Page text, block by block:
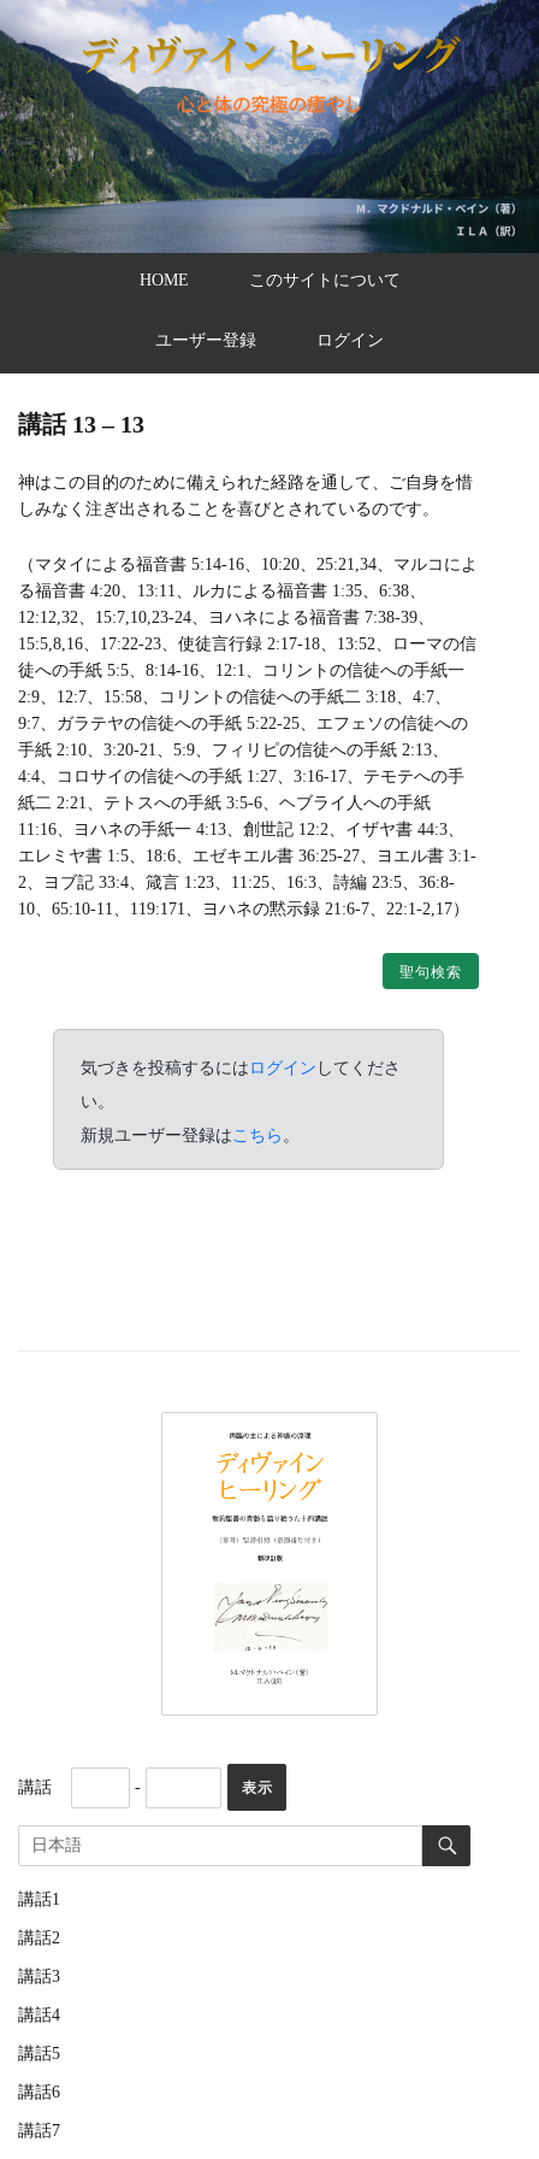
HOME このサイトについて
ユーザー登録 ログイン
講話 13 – 13
神はこの目的のために備えられた経路を通して、ご自身を惜
しみなく注ぎ出されることを喜びとされているのです。
（マタイによる福音書 5:14-16、10:20、25:21,34、マルコによ
る福音書 4:20、13:11、ルカによる福音書 1:35、6:38、
12:12,32、15:7,10,23-24、ヨハネによる福音書 7:38-39、
15:5,8,16、17:22-23、使徒言行録 2:17-18、13:52、ローマの信
徒への手紙 5:5、8:14-16、12:1、コリントの信徒への手紙一
2:9、12:7、15:58、コリントの信徒への手紙二 3:18、4:7、
9:7、ガラテヤの信徒への手紙 5:22-25、エフェソの信徒への
手紙 2:10、3:20-21、5:9、フィリピの信徒への手紙 2:13、
4:4、コロサイの信徒への手紙 1:27、3:16-17、テモテへの手
紙二 2:21、テトスへの手紙 3:5-6、ヘブライ人への手紙
11:16、ヨハネの手紙一 4:13、創世記 12:2、イザヤ書 44:3、
エレミヤ書 1:5、18:6、エゼキエル書 36:25-27、ヨエル書 3:1-
2、ヨブ記 33:4、箴言 1:23、11:25、16:3、詩編 23:5、36:8-
10、65:10-11、119:171、ヨハネの黙示録 21:6-7、22:1-2,17）
聖句検索
気づきを投稿するにはログイン してくださ
い。
新規ユーザー登録はこちら 。
講話 -
講話1
講話2
講話3
講話4
講話5
講話6
講話7